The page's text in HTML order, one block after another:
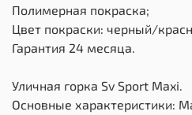
Полимерная покраска;
Цвет покраски: черный/
Гарантия 24 месяца.
Уличная горка Sv Sport Maxi.
Основные характеристики: